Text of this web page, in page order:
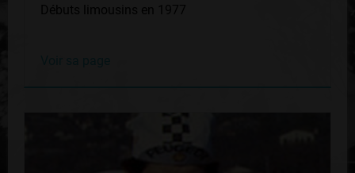
Débuts limousins en 1977